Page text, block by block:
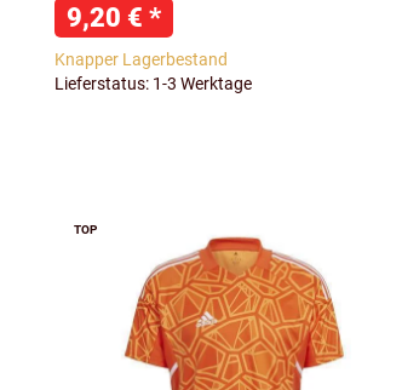
9,20 € *
Knapper Lagerbestand
Lieferstatus: 1-3 Werktage
TOP